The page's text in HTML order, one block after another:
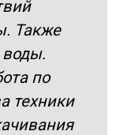
Также
воды.
по
техники